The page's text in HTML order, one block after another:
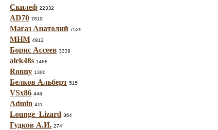
Скилеф 22332
AD70 7819
Магаз Анатолий 7529
МНМ 4912
Борис Ассеев 3339
alek48s 1488
Ronny 1390
Белков Альберт 515
VSx86 446
Admin 411
Lounge_Lizard 364
Гудков А.И. 274